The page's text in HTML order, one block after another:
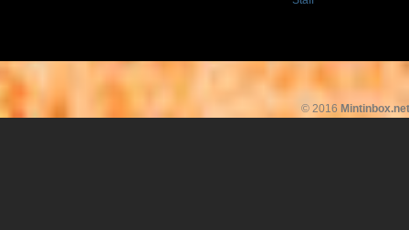
© 2016 Mintinbox.net